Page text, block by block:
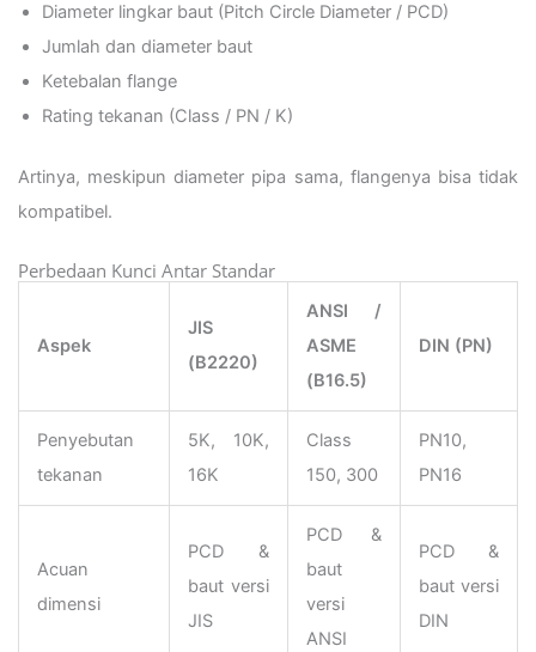
Diameter lingkar baut (Pitch Circle Diameter / PCD)
Jumlah dan diameter baut
Ketebalan flange
Rating tekanan (Class / PN / K)
Artinya, meskipun diameter pipa sama, flangenya bisa tidak
kompatibel.
Perbedaan Kunci Antar Standar
Aspek
JIS
(B2220)
ANSI /
ASME
(B16.5)
DIN (PN)
Penyebutan
tekanan
5K, 10K,
16K
Class
150, 300
PN10,
PN16
Acuan
dimensi
PCD &
baut versi
JIS
PCD &
baut
versi
ANSI
PCD &
baut versi
DIN